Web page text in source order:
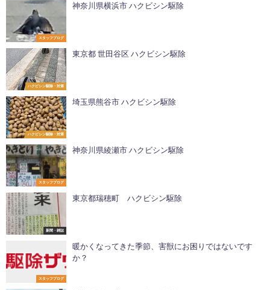
スタッフブログ
神奈川県横浜市 ハクビシン駆除
ハクビシン駆除・対策
東京都 世田谷区 ハクビシン駆除
ハクビシン駆除・対策
埼玉県熊谷市 ハクビシン駆除
スタッフブログ
神奈川県綾瀬市 ハクビシン駆除
新聞・雑誌
東京都瑞穂町 ハクビシン駆除
スタッフブログ
暖かくなってきた季節、害獣にお困りではないです
か？